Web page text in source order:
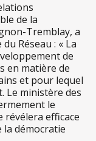
de la
Tremblay, a
Réseau : « La
de
en matière de
et pour lequel
Le ministère des
le
révélera efficace
démocratie